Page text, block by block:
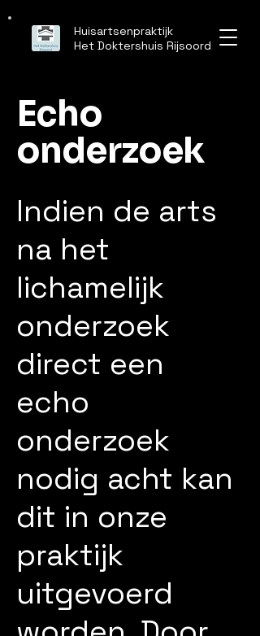
Huisartsenpraktijk
Het Doktershuis Rijsoord
Echo
onderzoek
Indien de arts
na het
lichamelijk
onderzoek
direct een
echo
onderzoek
nodig acht kan
dit in onze
praktijk
uitgevoerd